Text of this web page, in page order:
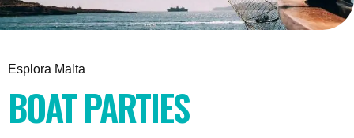
Esplora Malta
BOAT PARTIES